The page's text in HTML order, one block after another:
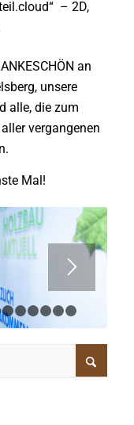
– 2D,
an
unsere
alle, die zum
vergangenen
Mal!
8 9 10111213